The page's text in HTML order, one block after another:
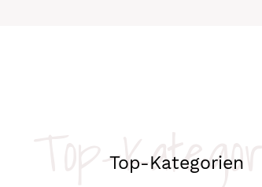
Top-Kategorien
Top-